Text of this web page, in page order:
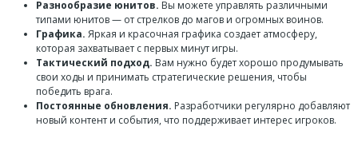
Разнообразие юнитов. Вы можете управлять различными
типами юнитов — от стрелков до магов и огромных воинов.
Графика. Яркая и красочная графика создает атмосферу,
которая захватывает с первых минут игры.
Тактический подход. Вам нужно будет хорошо продумывать
свои ходы и принимать стратегические решения, чтобы
победить врага.
Постоянные обновления. Разработчики регулярно добавляют
новый контент и события, что поддерживает интерес игроков.